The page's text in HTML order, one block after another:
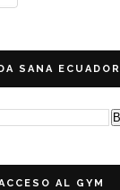
SANA ECUADOR
AL GYM